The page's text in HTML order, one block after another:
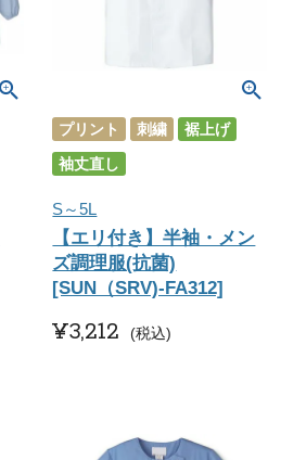
プリント 刺繍
裾上げ
袖丈直し
S～5L
【エリ付き】半袖・メン
ズ調理服(抗菌)
[SUN（SRV)-FA312]
¥3,212 税込